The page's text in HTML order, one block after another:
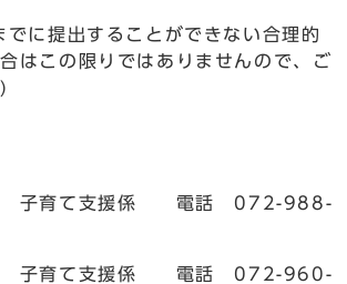
でに提出することができない合理的
はこの限りではありませんので、ご
子育て支援係 電話 072-988-
子育て支援係 電話 072-960-